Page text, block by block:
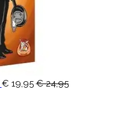
€ 19,95 € 24,95